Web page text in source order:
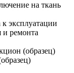
на ткань
к эксплуатации
и ремонта
(образец)